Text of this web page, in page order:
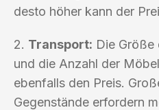
desto höher kann der
2. Transport: Die Größe
und die Anzahl der
ebenfalls den Preis.
Gegenstände erfordern